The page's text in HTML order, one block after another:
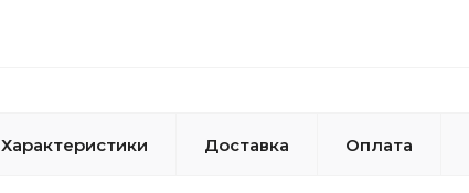
Характеристики Доставка Оплата